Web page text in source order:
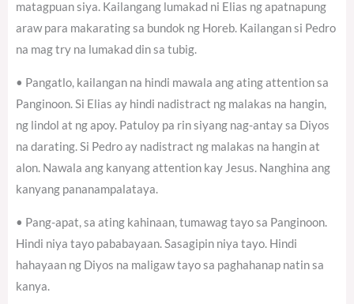
matagpuan siya. Kailangang lumakad ni Elias ng apatnapung
araw para makarating sa bundok ng Horeb. Kailangan si Pedro
na mag try na lumakad din sa tubig.
• Pangatlo, kailangan na hindi mawala ang ating attention sa
Panginoon. Si Elias ay hindi nadistract ng malakas na hangin,
ng lindol at ng apoy. Patuloy pa rin siyang nag-antay sa Diyos
na darating. Si Pedro ay nadistract ng malakas na hangin at
alon. Nawala ang kanyang attention kay Jesus. Nanghina ang
kanyang pananampalataya.
• Pang-apat, sa ating kahinaan, tumawag tayo sa Panginoon.
Hindi niya tayo pababayaan. Sasagipin niya tayo. Hindi
hahayaan ng Diyos na maligaw tayo sa paghahanap natin sa
kanya.